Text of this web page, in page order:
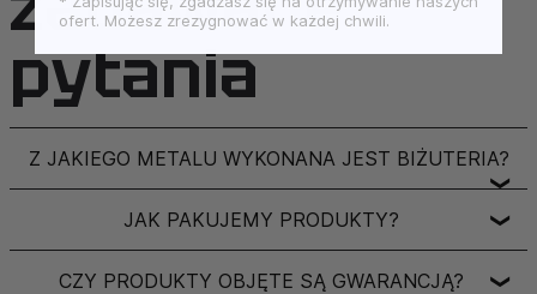
pytania
Z JAKIEGO METALU WYKONANA JEST BIŻUTERIA?
❯
JAK PAKUJEMY PRODUKTY? ❯
CZY PRODUKTY OBJĘTE SĄ GWARANCJĄ? ❯
ofert. Możesz zrezygnować w każdej chwili.